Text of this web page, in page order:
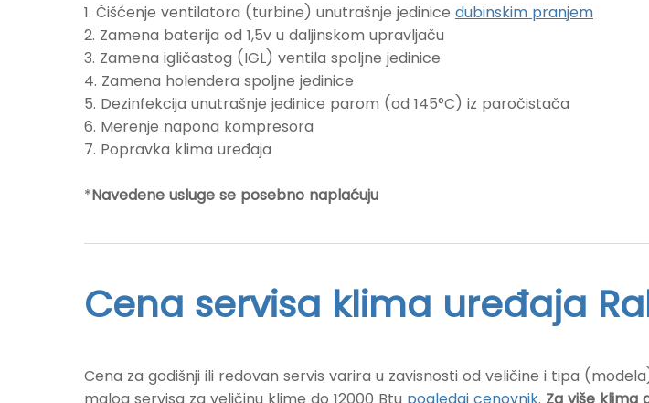
1. Čišćenje ventilatora (turbine) unutrašnje jedinice dubinskim pranjem
2. Zamena baterija od 1,5v u daljinskom upravljaču
3. Zamena igličastog (IGL) ventila spoljne jedinice
4. Zamena holendera spoljne jedinice
5. Dezinfekcija unutrašnje jedinice parom (od 145°C) iz paročistača
6. Merenje napona kompresora
7. Popravka klima uređaja
*Navedene usluge se posebno naplaćuju
Cena servisa klima uređaja
Cena za godišnji ili redovan servis varira u zavisnosti od veličine i tipa
malog servisa za veličinu klime do 12000 Btu pogledaj cenovnik. Za više klima